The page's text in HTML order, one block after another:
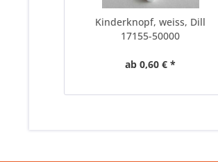
Kinderknopf, weiss, Dill
17155-50000
ab 0,60 € *